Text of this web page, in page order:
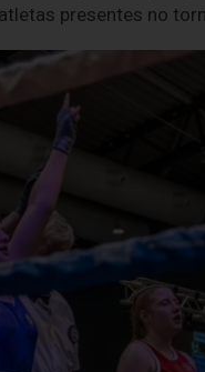
presentes no